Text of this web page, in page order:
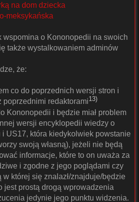
na dom dziecka
meksykańska
wspomina o Kononopedii na swoich
także wystalkowaniem adminów
że:
co do poprzednich wersji stron i
poprzednimi redaktorami13)
Kononopedii i będzie miał problem
wersji encyklopedii wiedzy o
i US17, która kiedykolwiek powstanie
swoją własną), jeżeli nie będą
informacje, które to on uważa za
i zgodne z jego poglądami czy
w której się znalazł/znajduje/będzie
jest prostą drogą wprowadzenia
jedynie jego punktu widzenia.